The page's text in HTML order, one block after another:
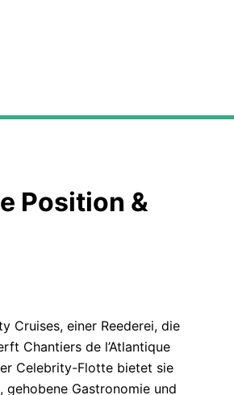
Position &
Cruises, einer Reederei, die
Chantiers de l’Atlantique
Celebrity-Flotte bietet sie
Gastronomie und